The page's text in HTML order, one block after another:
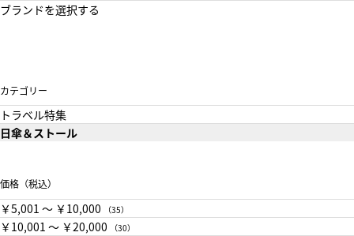
ブランドを選択する
カテゴリー
トラベル特集
日傘＆ストール
価格（税込）
￥5,001 〜 ￥10,000 （35）
￥10,001 〜 ￥20,000 （30）